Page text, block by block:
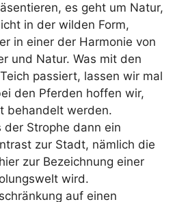
es geht um Natur,
in der wilden Form,
in einer der Harmonie von
und Natur. Was mit den
passiert, lassen wir mal
den Pferden hoffen wir,
behandelt werden.
der Strophe dann ein
zur Stadt, nämlich die
zur Bezeichnung einer
wird.
auf einen